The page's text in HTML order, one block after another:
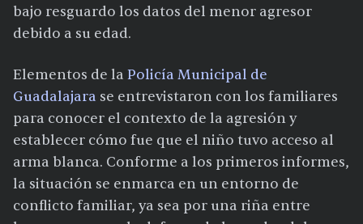
bajo resguardo los datos del menor agresor
debido a su edad.
Elementos de la Policía Municipal de
Guadalajara se entrevistaron con los familiares
para conocer el contexto de la agresión y
establecer cómo fue que el niño tuvo acceso al
arma blanca. Conforme a los primeros informes,
la situación se enmarca en un entorno de
conflicto familiar, ya sea por una riña entre